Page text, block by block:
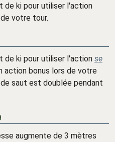
de ki pour utiliser l'action
votre tour.
de ki pour utiliser l'action se
action bonus lors de votre
saut est doublée pendant
augmente de 3 mètres